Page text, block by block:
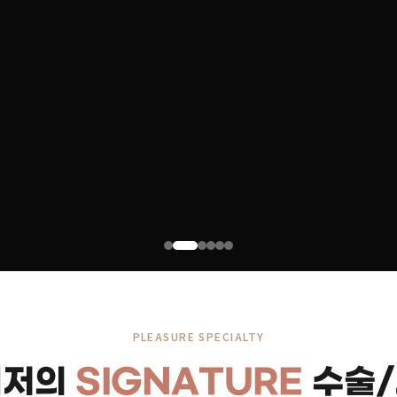
PLEASURE SPECIALTY
의 SIGNATURE 수술